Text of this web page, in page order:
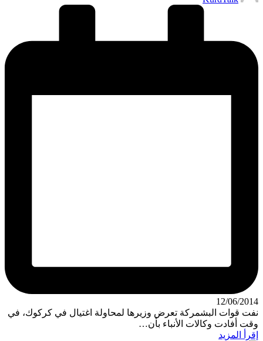
12/06/2014
نفت قوات البشمركة تعرض وزيرها لمحاولة اغتيال في كركوك، في
وقت أفادت وكالات الأنباء بأن…
إقرأ المزيد